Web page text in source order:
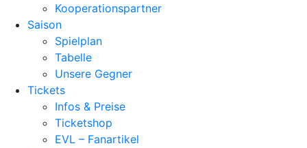
Kooperationspartner
Saison
Spielplan
Tabelle
Unsere Gegner
Tickets
Infos & Preise
Ticketshop
EVL – Fanartikel